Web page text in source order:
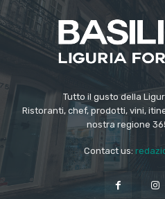
Tutto il gusto della
Ristoranti, chef, prodotti, vini,
nostra regione
Contact us: